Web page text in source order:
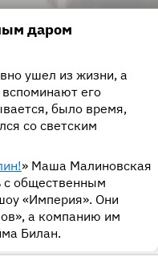
даром
ушел из жизни, а
его
было время,
со светским
» Маша Малиновская
с общественным
«Империя». Они
а компанию им
Билан.